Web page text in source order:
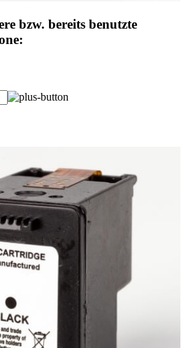
bzw. bereits benutzte